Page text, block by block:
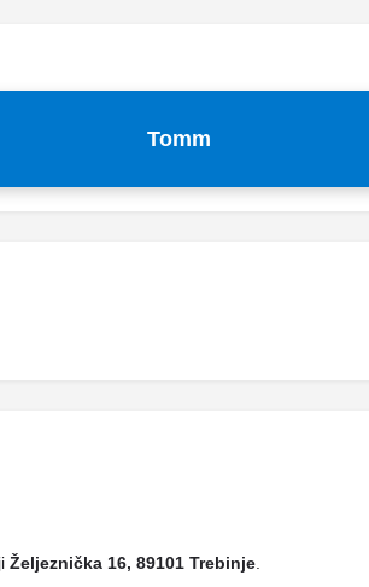
Tomm
Željeznička 16, 89101 Trebinje